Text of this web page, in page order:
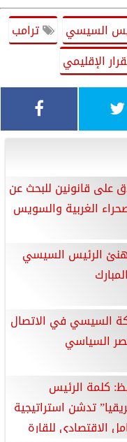
السيسي
ترامب
الإقليمي
قانونين للبحث عن
الغربية والسويس
الرئيس السيسي
السيسي في الاتصال
السياسي
كلمة الرئيس
تدشن استراتيجية
الاقتصادي للقارة